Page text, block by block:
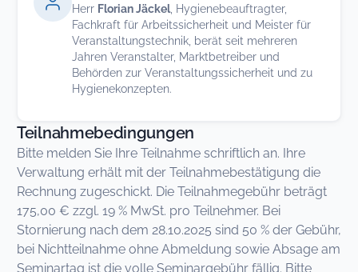
Herr Florian Jäckel, Hygienebeauftragter,
Fachkraft für Arbeitssicherheit und Meister für
Veranstaltungstechnik, berät seit mehreren
Jahren Veranstalter, Marktbetreiber und
Behörden zur Veranstaltungssicherheit und zu
Hygienekonzepten.
Teilnahmebedingungen
Bitte melden Sie Ihre Teilnahme schriftlich an. Ihre
Verwaltung erhält mit der Teilnahmebestätigung die
Rechnung zugeschickt. Die Teilnahmegebühr beträgt
175,00 € zzgl. 19 % MwSt. pro Teilnehmer. Bei
Stornierung nach dem 28.10.2025 sind 50 % der Gebühr,
bei Nichtteilnahme ohne Abmeldung sowie Absage am
Seminartag ist die volle Seminargebühr fällig. Bitte